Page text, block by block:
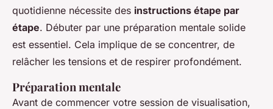
quotidienne nécessite des instructions étape par
étape. Débuter par une préparation mentale solide
est essentiel. Cela implique de se concentrer, de
relâcher les tensions et de respirer profondément.
Préparation mentale
Avant de commencer votre session de visualisation,